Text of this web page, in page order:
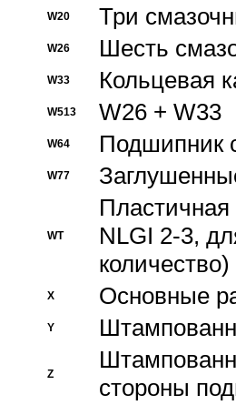
W20 Три
W26 Шесть
W33 Кольцевая
W513 W26 + W33
W64 Подшипник
W77
WT
NLGI 2-3,
количество)
X Основные
Y
Z
стороны